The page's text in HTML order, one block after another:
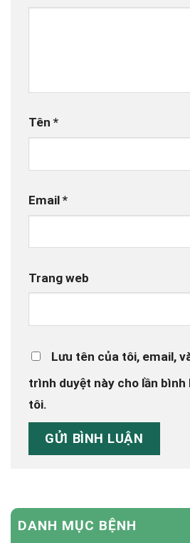
DANH MỤC BỆNH
Tên *
Email *
Trang web
Lưu tên của tôi, email,
trình duyệt này cho lần bình
tôi.